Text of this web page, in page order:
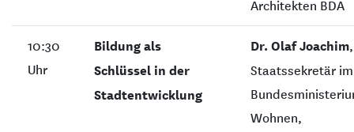
Architekten BDA
10:30
Uhr
Bildung als
Schlüssel in der
Stadtentwicklung
Dr. Olaf Joachim,
Staatssekretär im
Wohnen,